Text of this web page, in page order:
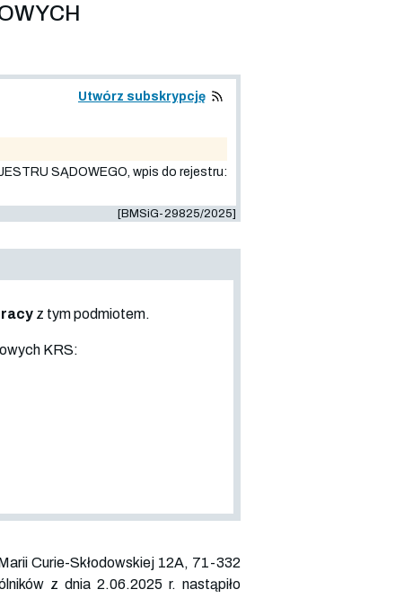
Utwórz subskrypcję
SĄDOWEGO, wpis do rejestru:
[BMSiG-29825/2025]
z tym podmiotem.
KRS:
Curie-Skłodowskiej 12A, 71-332
z dnia 2.06.2025 r. nastąpiło